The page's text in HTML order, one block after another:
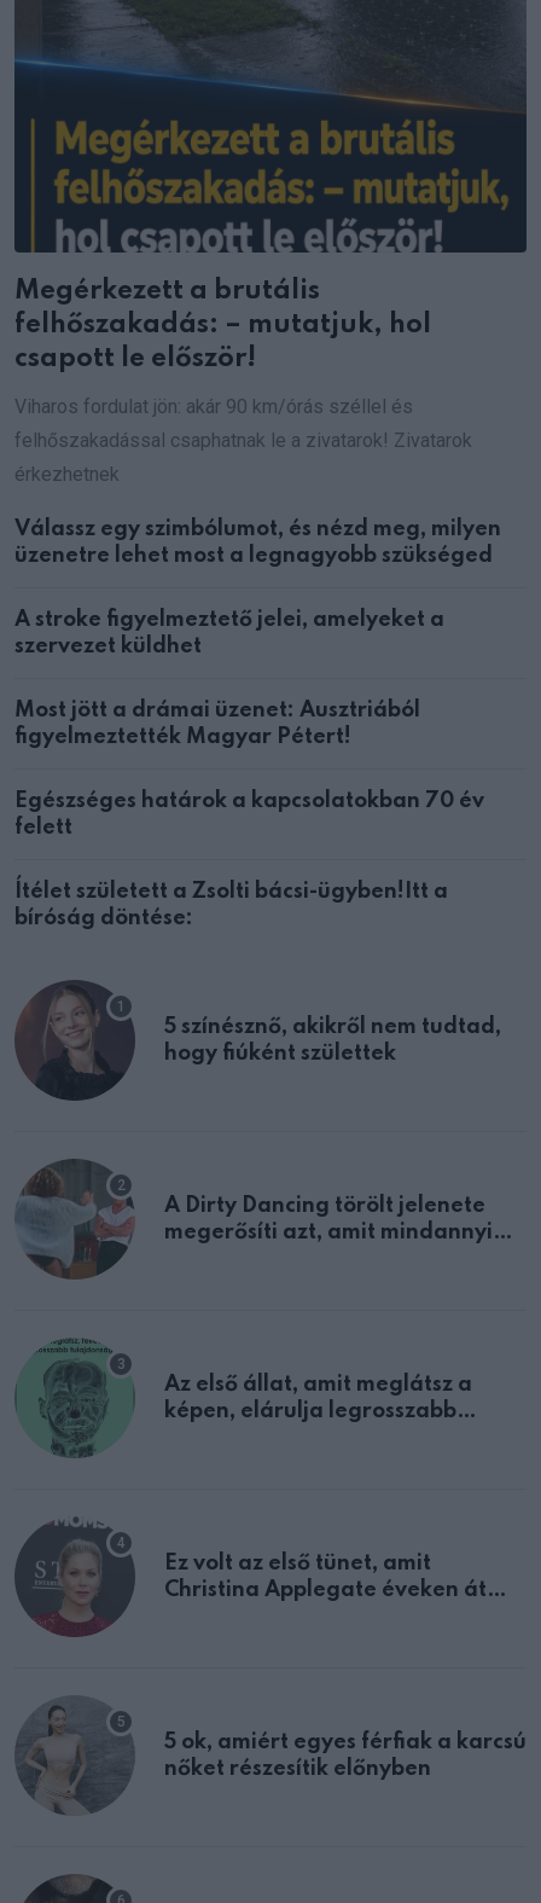
Megérkezett a brutális
felhőszakadás: – mutatjuk, hol
csapott le először!
Viharos fordulat jön: akár 90 km/órás széllel és
felhőszakadással csaphatnak le a zivatarok! Zivatarok
érkezhetnek
Válassz egy szimbólumot, és nézd meg, milyen
üzenetre lehet most a legnagyobb szükséged
A stroke figyelmeztető jelei, amelyeket a
szervezet küldhet
Most jött a drámai üzenet: Ausztriából
figyelmeztették Magyar Pétert!
Egészséges határok a kapcsolatokban 70 év
felett
Ítélet született a Zsolti bácsi-ügyben!Itt a
bíróság döntése:
5 színésznő, akikről nem tudtad,
hogy fiúként születtek
A Dirty Dancing törölt jelenete
megerősíti azt, amit mindannyian
Az első állat, amit meglátsz a
képen, elárulja legrosszabb
Ez volt az első tünet, amit
Christina Applegate éveken át
5 ok, amiért egyes férfiak a karcsú
nőket részesítik előnyben